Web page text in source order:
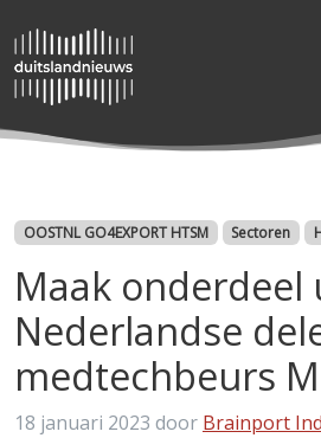
Categorieën
OOSTNL GO4EXPORT HTSM Sectoren
Maak onderdeel
Nederlandse
medtechbeurs
18 januari 2023 door Brainport